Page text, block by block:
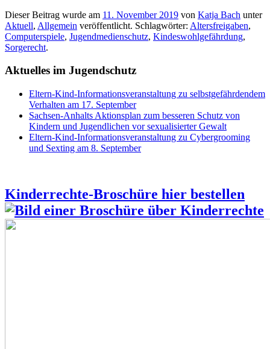
Dieser Beitrag wurde am 11. November 2019 von Katja Bach unter
Aktuell, Allgemein veröffentlicht. Schlagwörter: Altersfreigaben,
Computerspiele, Jugendmedienschutz, Kindeswohlgefährdung,
Sorgerecht.
Aktuelles im Jugendschutz
Eltern-Kind-Informationsveranstaltung zu selbstgefährdendem
Verhalten am 17. September
Sachsen-Anhalts Aktionsplan zum besseren Schutz von
Kindern und Jugendlichen vor sexualisierter Gewalt
Eltern-Kind-Informationsveranstaltung zu Cybergrooming
und Sexting am 8. September
Kinderrechte-Broschüre hier bestellen